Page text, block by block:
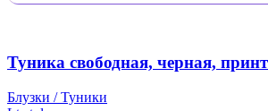
Туника свободная, черная,
Блузки / Туники